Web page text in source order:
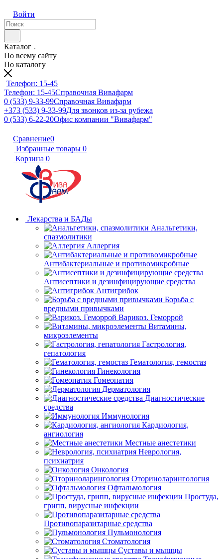
Войти
Каталог
По всему сайту
По каталогу
Телефон: 15-45
Телефон: 15-45Справочная Вивафарм
0 (533) 9-33-99Справочная Вивафарм
+373 (533) 9-33-99Для звонков из-за рубежа
0 (533) 6-22-20Офис компании "Вивафарм"
Сравнение0
Избранные товары 0
Корзина 0
Лекарства и БАДы
Анальгетики,
спазмолитики
Аллергия
Антибактериальные и противомикробные
Антисептики и дезинфицирующие средства
Антигрибок
Борьба с
вредными привычками
Варикоз. Геморрой
Витамины,
микроэлементы
Гастрология,
гепатология
Гематология, гемостаз
Гинекология
Гомеопатия
Дерматология
Диагностические
средства
Иммунология
Кардиология,
ангиология
Местные анестетики
Неврология,
психиатрия
Онкология
Оториноларингология
Офтальмология
Простуда,
грипп, вирусные инфекции
Противопаразитарные средства
Пульмонология
Стоматология
Суставы и мышцы